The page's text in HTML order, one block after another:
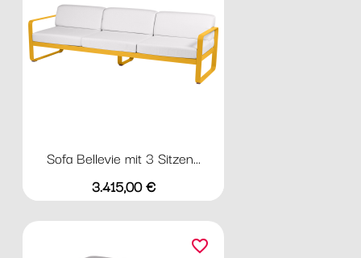
Sofa Bellevie mit 3 Sitzen...
Preis
3.415,00 €
favorite_border